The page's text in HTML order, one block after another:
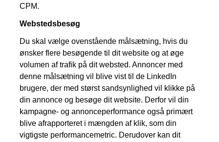
CPM.
Webstedsbesøg
Du skal vælge ovenstående målsætning, hvis du
ønsker flere besøgende til dit website og at øge
volumen af trafik på dit websted. Annoncer med
denne målsætning vil blive vist til de LinkedIn
brugere, der med størst sandsynlighed vil klikke på
din annonce og besøge dit website. Derfor vil din
kampagne- og annonceperformance også primært
blive afrapporteret i mængden af klik, som din
vigtigste performancemetric. Derudover kan dit